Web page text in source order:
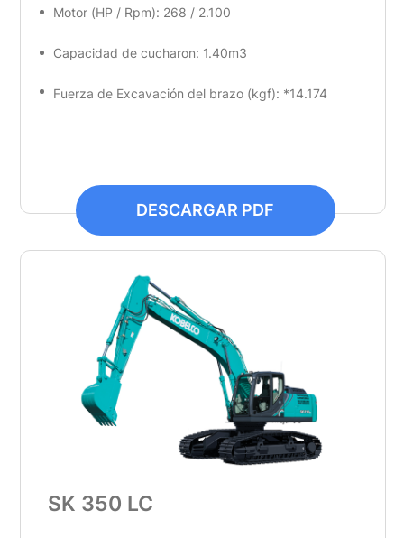
Motor (HP / Rpm): 268 / 2.100
Capacidad de cucharon: 1.40m3
Fuerza de Excavación del brazo (kgf): *14.174
DESCARGAR PDF
SK 350 LC